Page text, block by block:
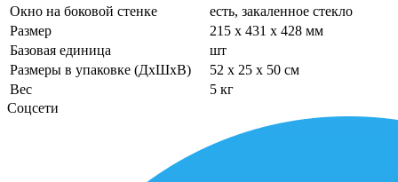
Окно на боковой стенке
есть, закаленное стекло
Размер
215 x 431 x 428 мм
Базовая единица
шт
Размеры в упаковке (ДхШхВ)
52 x 25 x 50 см
Вес
5 кг
Соцсети